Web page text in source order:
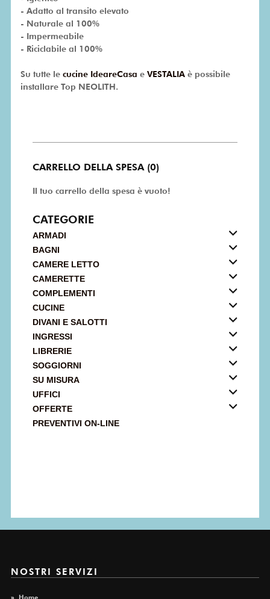
- Adatto al transito elevato
- Naturale al 100%
- Impermeabile
- Riciclabile al 100%
Su tutte le cucine IdeareCasa e VESTALIA è possibile
installare Top NEOLITH.
CARRELLO DELLA SPESA (0)
Il tuo carrello della spesa è vuoto!
CATEGORIE
ARMADI
BAGNI
CAMERE LETTO
CAMERETTE
COMPLEMENTI
CUCINE
DIVANI E SALOTTI
INGRESSI
LIBRERIE
SOGGIORNI
SU MISURA
UFFICI
OFFERTE
PREVENTIVI ON-LINE
NOSTRI SERVIZI
Home